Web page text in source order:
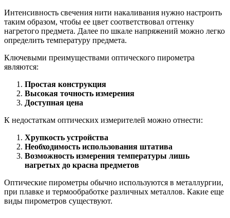
Интенсивность свечения нити накаливания нужно настроить
таким образом, чтобы ее цвет соответствовал оттенку
нагретого предмета. Далее по шкале напряжений можно легко
определить температуру предмета.
Ключевыми преимуществами оптического пирометра
являются:
Простая конструкция
Высокая точность измерения
Доступная цена
К недостаткам оптических измерителей можно отнести:
Хрупкость устройства
Необходимость использования штатива
Возможность измерения температуры лишь
нагретых до красна предметов
Оптические пирометры обычно используются в металлургии,
при плавке и термообработке различных металлов. Какие еще
виды пирометров существуют.